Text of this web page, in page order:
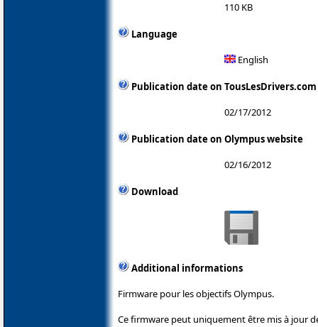
110 KB
Language
English
Publication date on TousLesDrivers.com
02/17/2012
Publication date on Olympus website
02/16/2012
Download
Additional informations
Firmware pour les objectifs Olympus.
Ce firmware peut uniquement être mis à jour